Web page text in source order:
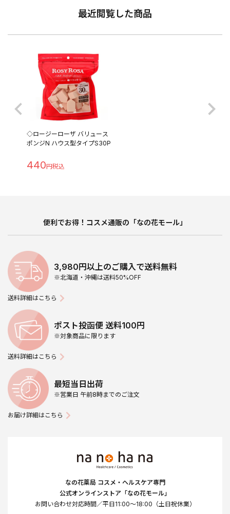
最近閲覧した商品
◇ロージーローザ バリュース
ポンジN ハウス型タイプS30P
440
便利でお得！コスメ通販の「なの花モール」
3,980円以上のご購入で送料無料
※北海道・沖縄は送料50%OFF
送料詳細はこちら
ポスト投函便 送料100円
※対象商品に限ります
送料詳細はこちら
最短当日出荷
※営業日 午前8時までのご注文
お届け詳細はこちら
なの花薬局 コスメ・ヘルスケア専門
公式オンラインストア「なの花モール」
お問い合わせ対応時間／平日11:00～18:00（土日祝休業）